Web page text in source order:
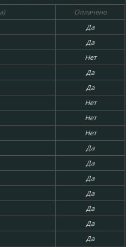
Оплачено
Да
Да
Нет
Да
Да
Нет
Нет
Нет
Да
Да
Да
Да
Да
Да
Да